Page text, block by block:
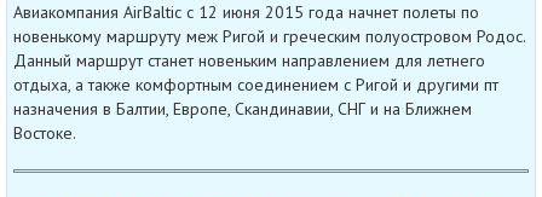
Авиакомпания AirBaltic с 12 июня 2015 года начнет полеты по
новенькому маршруту меж Ригой и греческим полуостровом Родос.
Данный маршрут станет новеньким направлением для летнего
отдыха, а также комфортным соединением с Ригой и другими пт
назначения в Балтии, Европе, Скандинавии, СНГ и на Ближнем
Востоке.